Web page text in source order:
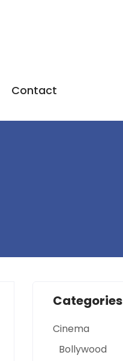
Contact
Categories
Cinema
Bollywood